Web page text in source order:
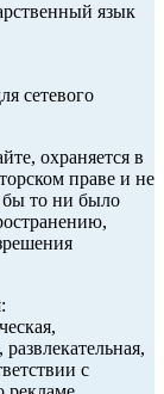
язык
сетевого
охраняется в
праве и не
бы то ни было
с